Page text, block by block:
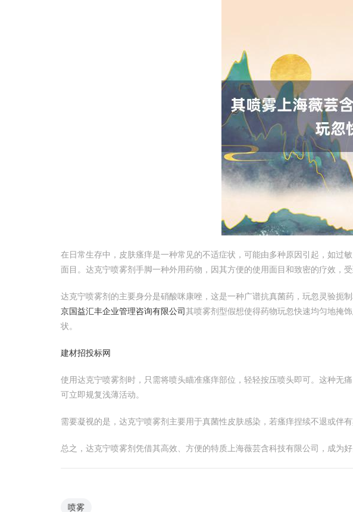
在日常生存中，皮肤瘙痒是一种常见的不适症状，可能由多种原因引起，如过
面目。达克宁喷雾剂手脚一种外用药物，因其方便的使用面目和致密的疗效，受
达克宁喷雾剂的主要身分是硝酸咪康唑，这是一种广谱抗真菌药，玩忽灵验扼制
京国益汇丰企业管理咨询有限公司其喷雾剂型假想使得药物玩忽快速均匀地掩饰
状。
建材招投标网
使用达克宁喷雾剂时，只需将喷头瞄准瘙痒部位，轻轻按压喷头即可。这种无
可立即规复浅薄活动。
需要凝视的是，达克宁喷雾剂主要用于真菌性皮肤感染，若瘙痒捏续不退或伴
总之，达克宁喷雾剂凭借其高效、方便的特质上海薇芸含科技有限公司，成为
喷雾